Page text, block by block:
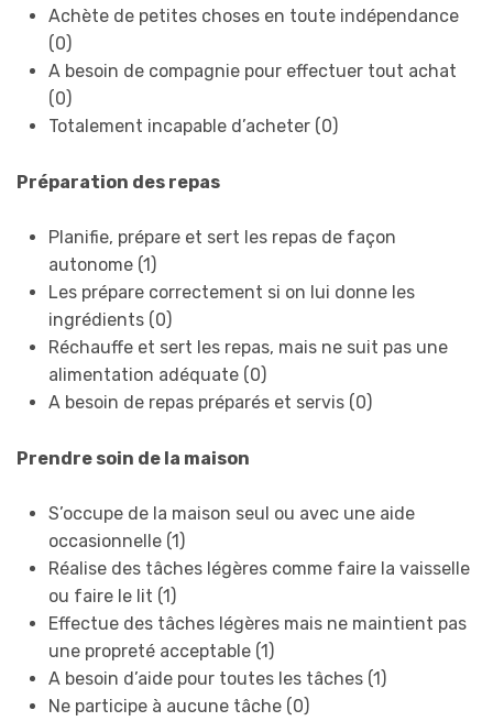
Achète de petites choses en toute indépendance
(0)
A besoin de compagnie pour effectuer tout achat
(0)
Totalement incapable d’acheter (0)
Préparation des repas
Planifie, prépare et sert les repas de façon
autonome (1)
Les prépare correctement si on lui donne les
ingrédients (0)
Réchauffe et sert les repas, mais ne suit pas une
alimentation adéquate (0)
A besoin de repas préparés et servis (0)
Prendre soin de la maison
S’occupe de la maison seul ou avec une aide
occasionnelle (1)
Réalise des tâches légères comme faire la vaisselle
ou faire le lit (1)
Effectue des tâches légères mais ne maintient pas
une propreté acceptable (1)
A besoin d’aide pour toutes les tâches (1)
Ne participe à aucune tâche (0)